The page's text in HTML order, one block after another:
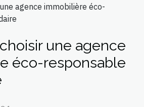
agence immobilière éco-
une agence
éco-responsable